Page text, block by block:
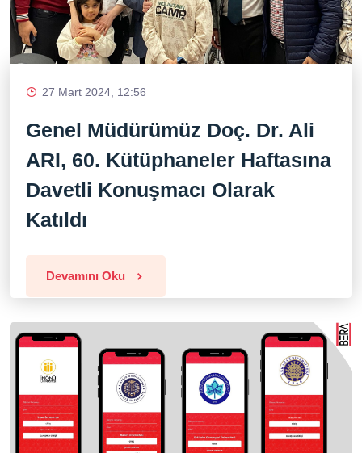
27 Mart 2024, 12:56
Genel Müdürümüz Doç. Dr. Ali
ARI, 60. Kütüphaneler Haftasına
Davetli Konuşmacı Olarak
Katıldı
Devamını Oku